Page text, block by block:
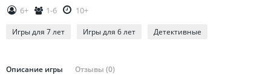
Удмуртия
6+ 1-6 10+
Игры для 7 лет Игры для 6 лет Детективные
Описание игры Отзывы (0)